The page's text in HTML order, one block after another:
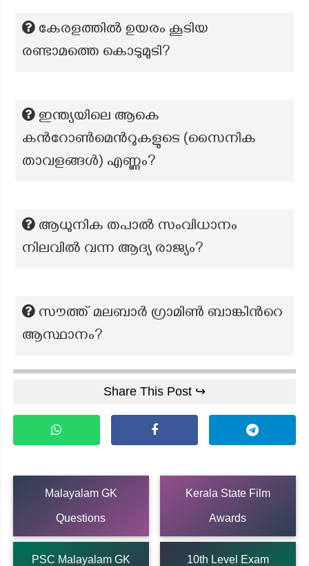
കേരളത്തിൽ ഉയരം കൂടിയ
രണ്ടാമത്തെ കൊടുമുടി?
ഇന്ത്യയിലെ ആകെ
കന്‍റോണ്‍മെന്‍റുകളുടെ (സൈനിക
താവളങ്ങള്‍) എണ്ണം?
ആധുനിക തപാൽ സംവിധാനം
നിലവിൽ വന്ന ആദ്യ രാജ്യം?
സൗത്ത് മലബാര്‍ ഗ്രാമിണ്‍ ബാങ്കിന്‍റെ
ആസ്ഥാനം?
Share This Post ↪
Malayalam GK
Questions
Kerala State Film
Awards
PSC Malayalam GK 10th Level Exam